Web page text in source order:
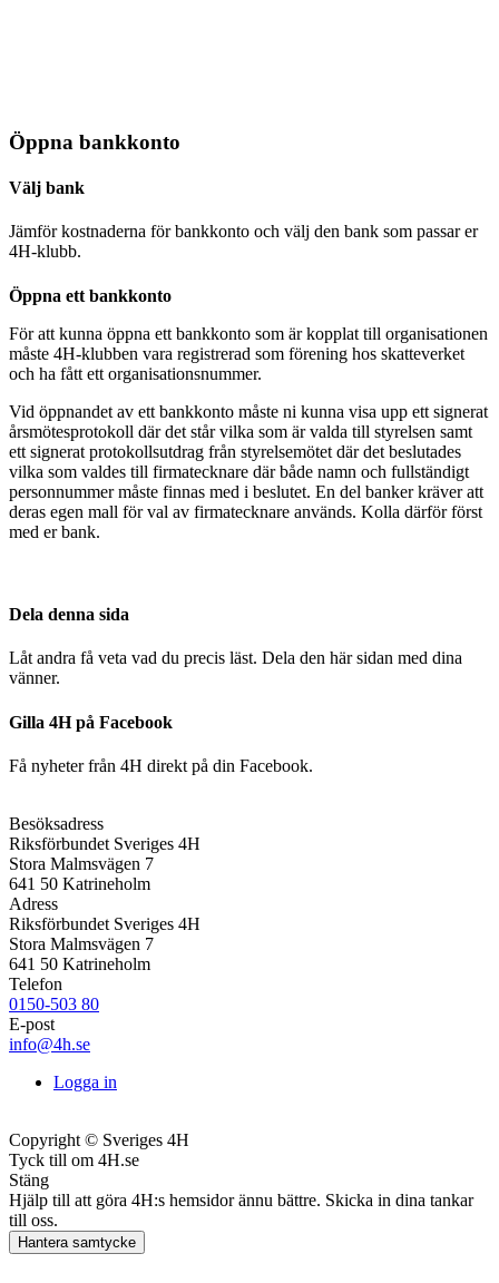
Öppna bankkonto
Välj bank
Jämför kostnaderna för bankkonto och välj den bank som passar er
4H-klubb.
Öppna ett bankkonto
För att kunna öppna ett bankkonto som är kopplat till organisationen
måste 4H-klubben vara registrerad som förening hos skatteverket
och ha fått ett organisationsnummer.
Vid öppnandet av ett bankkonto måste ni kunna visa upp ett signerat
årsmötesprotokoll där det står vilka som är valda till styrelsen samt
ett signerat protokollsutdrag från styrelsemötet där det beslutades
vilka som valdes till firmatecknare där både namn och fullständigt
personnummer måste finnas med i beslutet. En del banker kräver att
deras egen mall för val av firmatecknare används. Kolla därför först
med er bank.
Dela denna sida
Låt andra få veta vad du precis läst. Dela den här sidan med dina
vänner.
Gilla 4H på Facebook
Få nyheter från 4H direkt på din Facebook.
Besöksadress
Riksförbundet Sveriges 4H
Stora Malmsvägen 7
641 50 Katrineholm
Adress
Riksförbundet Sveriges 4H
Stora Malmsvägen 7
641 50 Katrineholm
Telefon
0150-503 80
E-post
info@4h.se
Logga in
Copyright © Sveriges 4H
Tyck till om 4H.se
Stäng
Hjälp till att göra 4H:s hemsidor ännu bättre. Skicka in dina tankar
till oss.
Hantera samtycke